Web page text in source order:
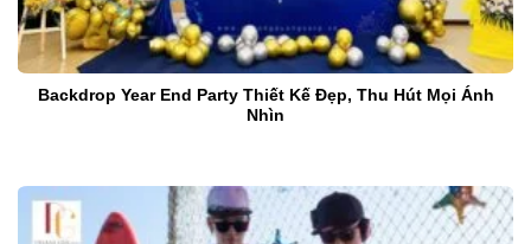
Backdrop Year End Party Thiết Kế Đẹp, Thu Hút Mọi Ánh
Nhìn